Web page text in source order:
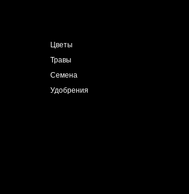
Цветы
Травы
Семена
Удобрения